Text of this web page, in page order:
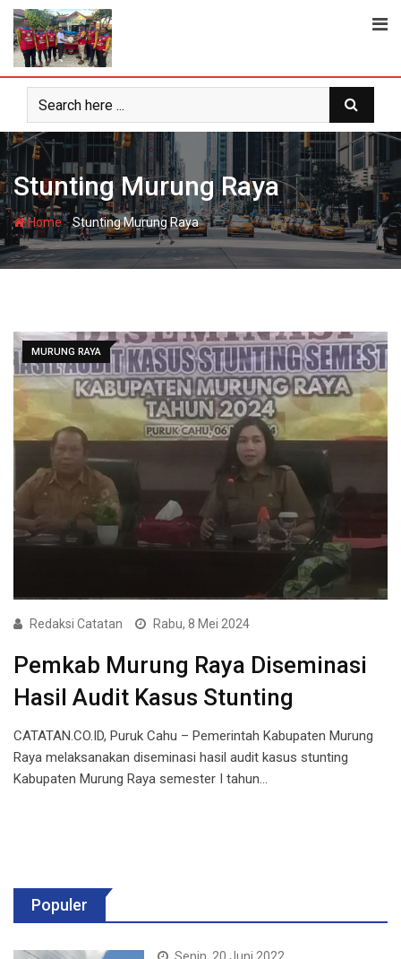
Skip
content
Stunting Murung Raya
Home-Stunting Murung Raya
MURUNG RAYA
Redaksi Catatan Rabu, 8 Mei 2024
Pemkab Murung Raya Diseminasi
Hasil Audit Kasus Stunting
CATATAN.CO.ID, Puruk Cahu – Pemerintah Kabupaten Murung
Raya melaksanakan diseminasi hasil audit kasus stunting
Kabupaten Murung Raya semester I tahun…
Populer